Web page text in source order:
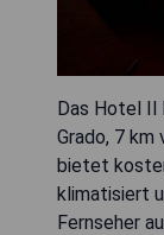
Das Hotel Il
Grado, 7
bietet
klimatisiert
Fernseher